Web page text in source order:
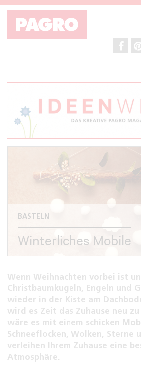
BASTELN
Winterliches Mobile
Wenn Weihnachten vorbei ist
Christbaumkugeln, Engeln und
wieder in der Kiste am
wird es Zeit das Zuhause neu
wäre es mit einem schicken
Schneeflocken, Wolken, Sterne
verleihen Ihrem Zuhause eine
Atmosphäre.